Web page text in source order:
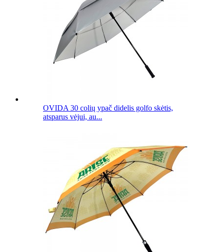
OVIDA 30 colių ypač didelis golfo skėtis,
atsparus vėjui, au...